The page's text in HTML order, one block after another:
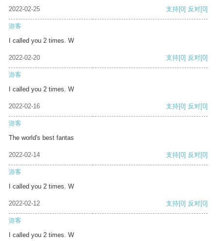
2022-02-25 支持[0] 反对[0]
游客
I called you 2 times. W
2022-02-20 支持[0] 反对[0]
游客
I called you 2 times. W
2022-02-16 支持[0] 反对[0]
游客
The world's best fantas
2022-02-14 支持[0] 反对[0]
游客
I called you 2 times. W
2022-02-12 支持[0] 反对[0]
游客
I called you 2 times. W